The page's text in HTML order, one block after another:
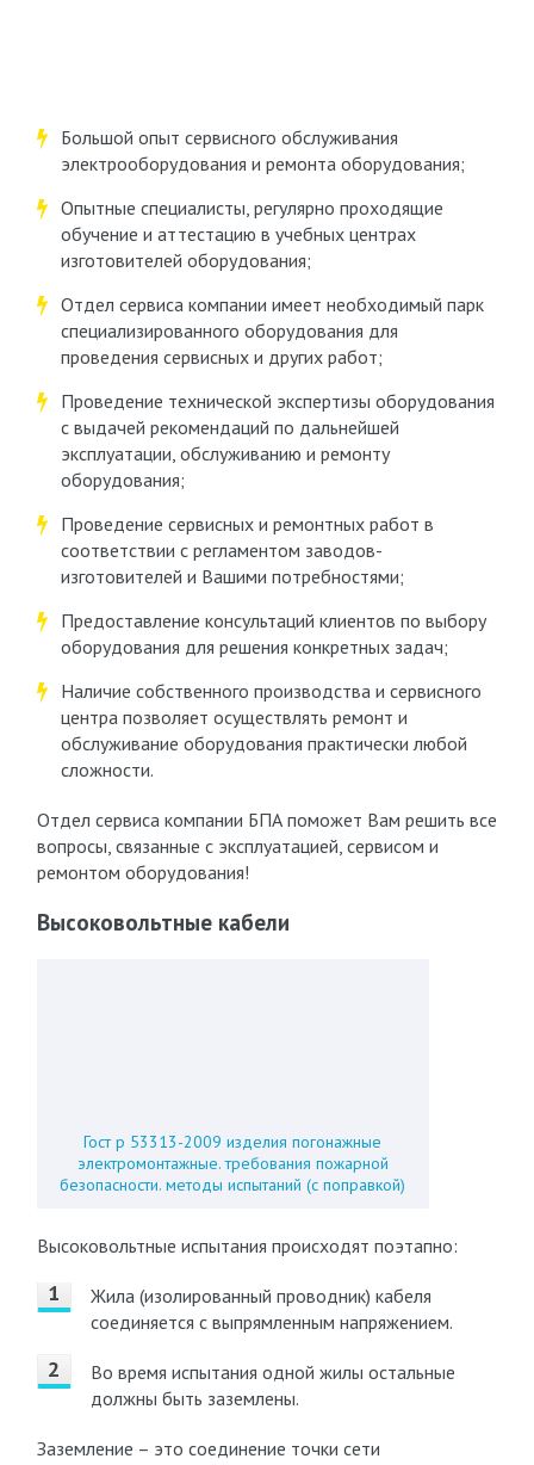
Большой опыт сервисного обслуживания
электрооборудования и ремонта оборудования;
Опытные специалисты, регулярно проходящие
обучение и аттестацию в учебных центрах
изготовителей оборудования;
Отдел сервиса компании имеет необходимый парк
специализированного оборудования для
проведения сервисных и других работ;
Проведение технической экспертизы оборудования
с выдачей рекомендаций по дальнейшей
эксплуатации, обслуживанию и ремонту
оборудования;
Проведение сервисных и ремонтных работ в
соответствии с регламентом заводов-
изготовителей и Вашими потребностями;
Предоставление консультаций клиентов по выбору
оборудования для решения конкретных задач;
Наличие собственного производства и сервисного
центра позволяет осуществлять ремонт и
обслуживание оборудования практически любой
сложности.
Отдел сервиса компании БПА поможет Вам решить все
вопросы, связанные с эксплуатацией, сервисом и
ремонтом оборудования!
Высоковольтные кабели
Гост р 53313-2009 изделия погонажные
электромонтажные. требования пожарной
безопасности. методы испытаний (с поправкой)
Высоковольтные испытания происходят поэтапно:
Жила (изолированный проводник) кабеля
соединяется с выпрямленным напряжением.
Во время испытания одной жилы остальные
должны быть заземлены.
Заземление – это соединение точки сети